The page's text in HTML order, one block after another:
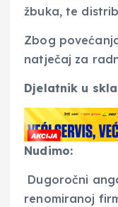
žbuka, te
Zbog
natječaj za
Djelatnik u
Nudimo:
Dugoročni
renomiranoj